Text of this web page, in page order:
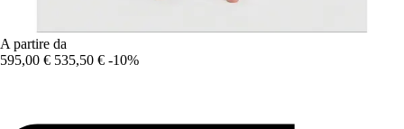
A partire da
595,00 € 535,50 € -10%